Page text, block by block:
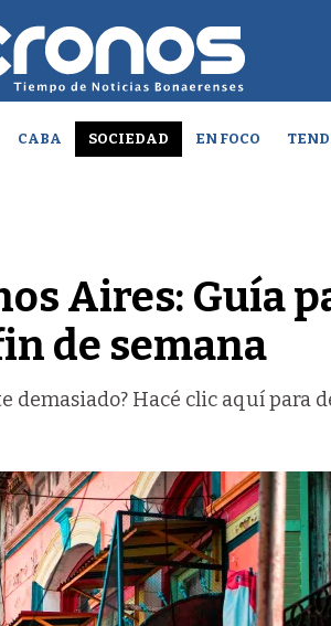
CABA SOCIEDAD EN FOCO
Aires: Guía
de semana
demasiado? Hacé clic aquí para